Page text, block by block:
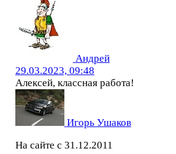
Андрей
29.03.2023, 09:48
Алексей, классная работа!
Игорь Ушаков
На сайте с 31.12.2011